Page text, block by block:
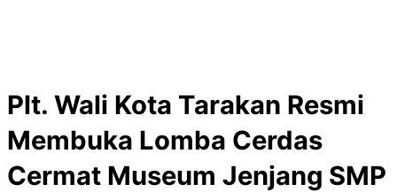
Plt. Wali Kota Tarakan Resmi
Membuka Lomba Cerdas
Cermat Museum Jenjang SMP